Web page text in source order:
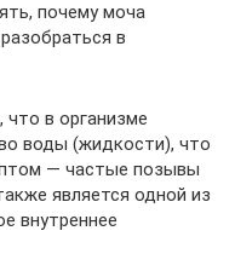
почему моча
в
что в организме
воды (жидкости), что
— частые позывы
является одной из
внутреннее